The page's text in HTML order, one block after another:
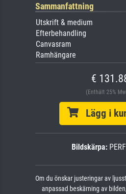
Sammanfattning
Utskrift & medium
Efterbehandling
Canvasram
Ramhängare
€
(Enthält 25%
Lägg i
Bildskärpa:
Om du önskar justeringar av
anpassad beskärning av